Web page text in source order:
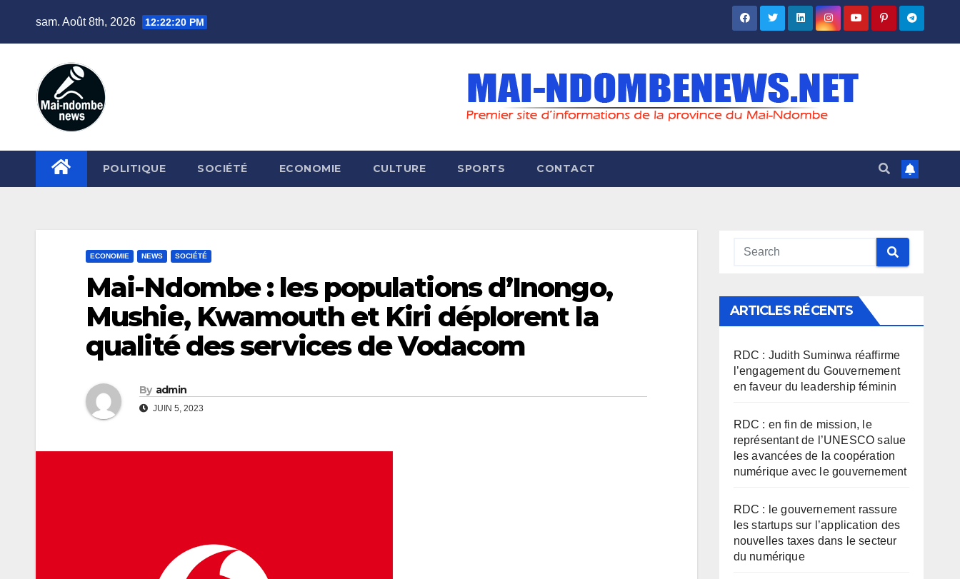
sam. Août 8th, 2026 12:22:20 PM
POLITIQUE SOCIÉTÉ ECONOMIE CULTURE SPORTS CONTACT
ECONOMIE NEWS SOCIÉTÉ
Mai-Ndombe : les populations d’Inongo,
Mushie, Kwamouth et Kiri déplorent la
qualité des services de Vodacom
By admin
JUIN 5, 2023
ARTICLES RÉCENTS
RDC : Judith Suminwa réaffirme
l’engagement du Gouvernement
en faveur du leadership féminin
RDC : en fin de mission, le
représentant de l’UNESCO salue
les avancées de la coopération
numérique avec le gouvernement
RDC : le gouvernement rassure
les startups sur l’application des
nouvelles taxes dans le secteur
du numérique